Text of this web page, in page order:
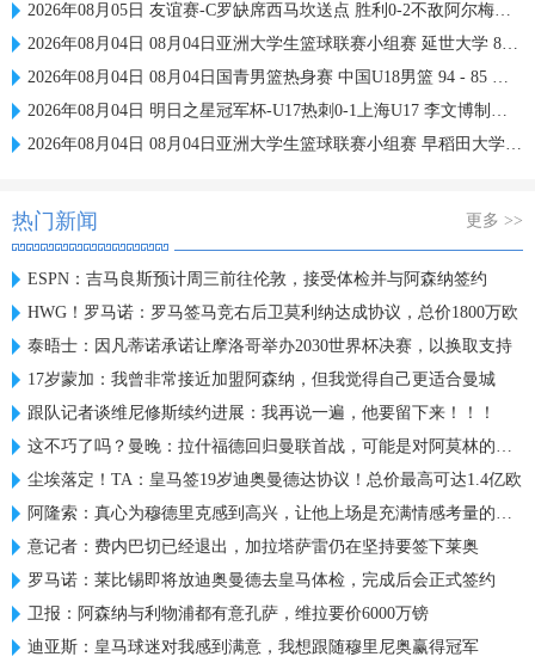
2026年08月05日 友谊赛-C罗缺席西马坎送点 胜利0-2不敌阿尔梅里亚
2026年08月04日 08月04日亚洲大学生篮球联赛小组赛 延世大学 82 - 83 北京大学 集锦
2026年08月04日 08月04日国青男篮热身赛 中国U18男篮 94 - 85 加拿大大卫·安篮球学院 集锦
2026年08月04日 明日之星冠军杯-U17热刺0-1上海U17 李文博制胜球
2026年08月04日 08月04日亚洲大学生篮球联赛小组赛 早稻田大学 71 - 86 清华大学 集锦
热门新闻 更多 >>
ESPN：吉马良斯预计周三前往伦敦，接受体检并与阿森纳签约
HWG！罗马诺：罗马签马竞右后卫莫利纳达成协议，总价1800万欧
泰晤士：因凡蒂诺承诺让摩洛哥举办2030世界杯决赛，以换取支持
17岁蒙加：我曾非常接近加盟阿森纳，但我觉得自己更适合曼城
跟队记者谈维尼修斯续约进展：我再说一遍，他要留下来！！！
这不巧了吗？曼晚：拉什福德回归曼联首战，可能是对阿莫林的米兰
尘埃落定！TA：皇马签19岁迪奥曼德达协议！总价最高可达1.4亿欧
阿隆索：真心为穆德里克感到高兴，让他上场是充满情感考量的决定
意记者：费内巴切已经退出，加拉塔萨雷仍在坚持要签下莱奥
罗马诺：莱比锡即将放迪奥曼德去皇马体检，完成后会正式签约
卫报：阿森纳与利物浦都有意孔萨，维拉要价6000万镑
迪亚斯：皇马球迷对我感到满意，我想跟随穆里尼奥赢得冠军